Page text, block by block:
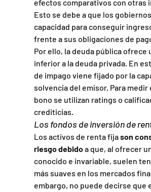
efectos comparativos con otras
Esto se debe a que los
capacidad para conseguir
frente a sus obligaciones de
Por ello, la deuda pública ofrece
inferior a la deuda privada. En
de impago viene fijado por la
solvencia del emisor. Para medir
bono se utilizan ratings o
crediticias.
Los fondos de inversión de
Los activos de renta fija son
riesgo debido a que, al ofrecer
conocido e invariable, suelen
más suaves en los mercados
embargo, no puede decirse que